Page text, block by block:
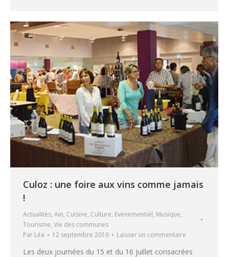
Culoz : une foire aux vins comme jamais
!
Actualités, Ain, Cuisine, Culture, Evenementiel, Musique,
Tourisme, Vie des communes
Par Léa 12 septembre 2016 Laisser un commentaire
Les deux journées du 15 et du 16 juillet consacrées